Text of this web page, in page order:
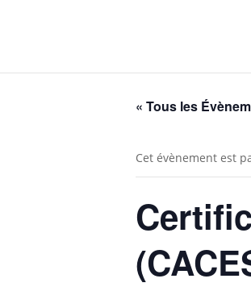
« Tous les
Cet évènement est